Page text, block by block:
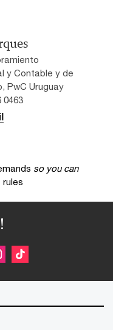
y Contable y de
PwC Uruguay
0463
so you can